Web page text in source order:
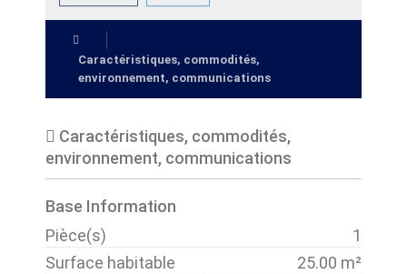
Caractéristiques, commodités,
environnement, communications
Caractéristiques, commodités,
environnement, communications
Base Information
Pièce(s)
1
Surface habitable
25.00 m²